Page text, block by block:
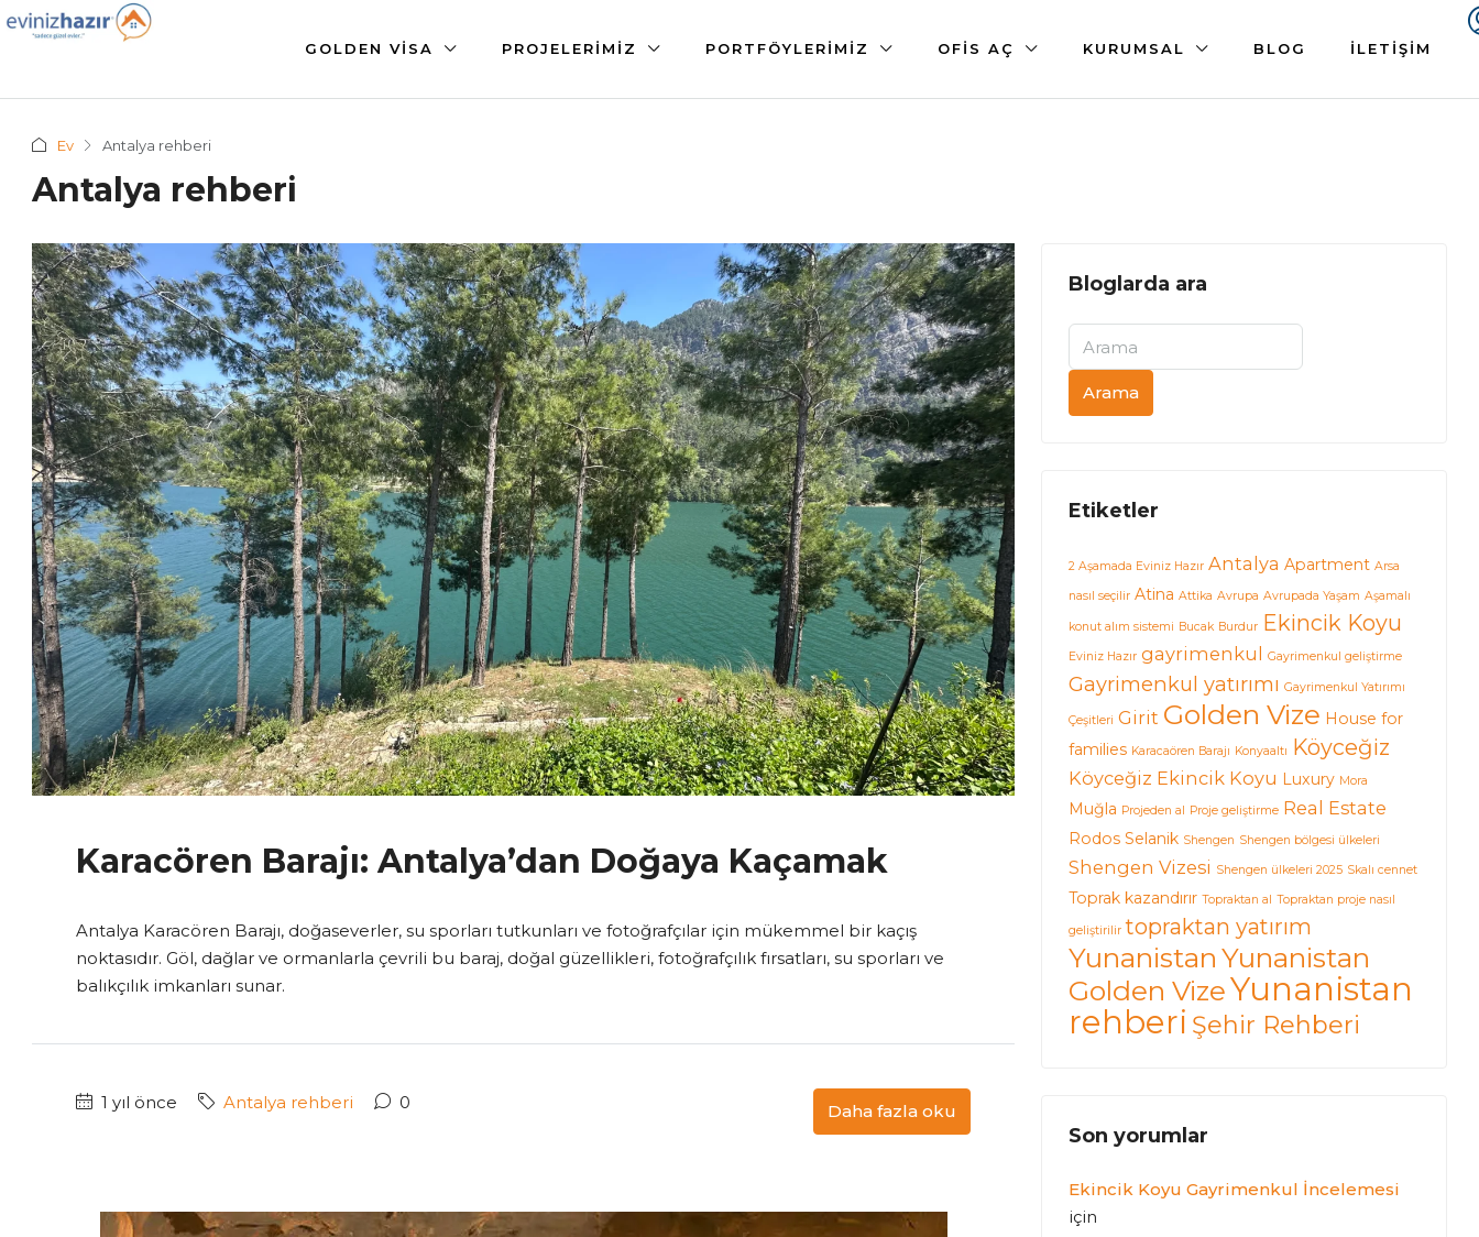
GOLDEN VISA PROJELERIMIZ PORTFÖYLERIMIZ OFIS AÇ KURUMSAL BLOG İLETIŞIM
Ev Antalya rehberi
Antalya rehberi
Karacören Barajı: Antalya’dan Doğaya Kaçamak
Antalya Karacören Barajı, doğaseverler, su sporları tutkunları ve fotoğrafçılar için mükemmel bir kaçış
noktasıdır. Göl, dağlar ve ormanlarla çevrili bu baraj, doğal güzellikleri, fotoğrafçılık fırsatları, su sporları ve
balıkçılık imkanları sunar.
1 yıl önce Antalya rehberi 0 Daha fazla oku
Bloglarda ara
Arama
Etiketler
2 Aşamada Eviniz Hazır Antalya Apartment Arsa
nasıl seçilir Atina Attika Avrupa Avrupada Yaşam Aşamalı
konut alım sistemi Bucak Burdur Ekincik Koyu
Eviniz Hazır gayrimenkul Gayrimenkul geliştirme
Gayrimenkul yatırımı Gayrimenkul Yatırımı
Çeşitleri Girit Golden Vize House for
families Karacaören Barajı Konyaaltı Köyceğiz
Köyceğiz Ekincik Koyu Luxury Mora
Muğla Projeden al Proje geliştirme Real Estate
Rodos Selanik Shengen Shengen bölgesi ülkeleri
Shengen Vizesi Shengen ülkeleri 2025 Skalı cennet
Toprak kazandırır Topraktan al Topraktan proje nasıl
geliştirilir topraktan yatırım
Yunanistan Yunanistan
Golden VizeYunanistan
rehberi Şehir Rehberi
Son yorumlar
Ekincik Koyu Gayrimenkul İncelemesi
için